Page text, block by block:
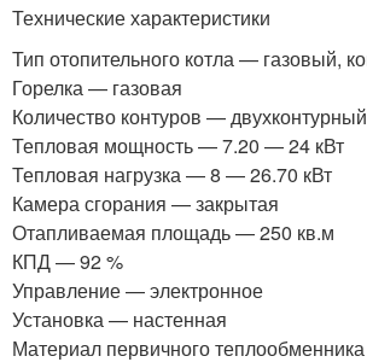
Технические характеристики
Тип отопительного котла — газовый,
Горелка — газовая
Количество контуров — двухконтурный
Тепловая мощность — 7.20 — 24 кВт
Тепловая нагрузка — 8 — 26.70 кВт
Камера сгорания — закрытая
Отапливаемая площадь — 250 кв.м
КПД — 92 %
Управление — электронное
Установка — настенная
Материал первичного